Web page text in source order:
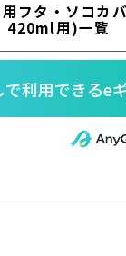
フタ・ソコカ
420ml用)一覧